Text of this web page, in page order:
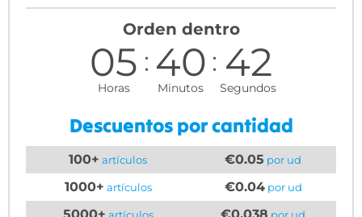
Orden dentro
05
Horas
40
Minutos
42
Segundos
Descuentos por cantidad
100+ artículos €0.05 por ud
1000+ artículos €0.04por ud